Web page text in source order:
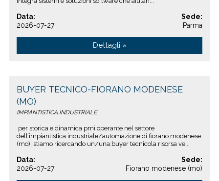
Data:
2026-07-27
Sede:
Parma
Dettagli »
BUYER TECNICO-FIORANO MODENESE
(MO)
IMPIANTISTICA INDUSTRIALE
per storica e dinamica pmi operante nel settore
dell’impiantistica industriale/automazione di fiorano modenese
(mo), stiamo ricercando un/una:buyer tecnicola risorsa ve...
Data:
2026-07-27
Sede:
Fiorano modenese (mo)